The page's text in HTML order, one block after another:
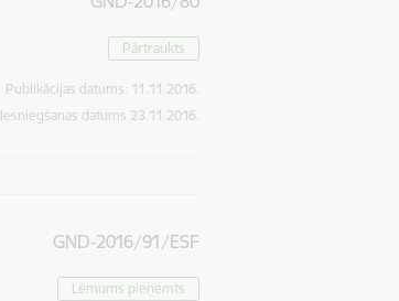
Pārtraukts
Publikācijas datums: 11.11.2016.
Iesniegšanas datums 23.11.2016.
GND-2016/91/ESF
Lēmums pieņemts